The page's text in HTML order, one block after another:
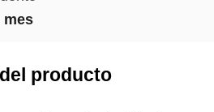
mes
producto